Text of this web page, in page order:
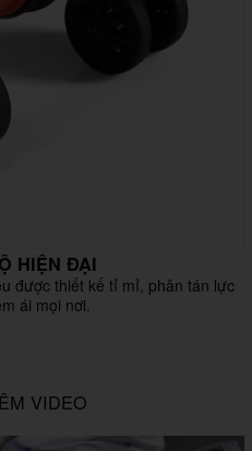
HIỆN ĐẠI
được thiết kế tỉ mỉ, phân tán lực
ái mọi nơi.
VIDEO